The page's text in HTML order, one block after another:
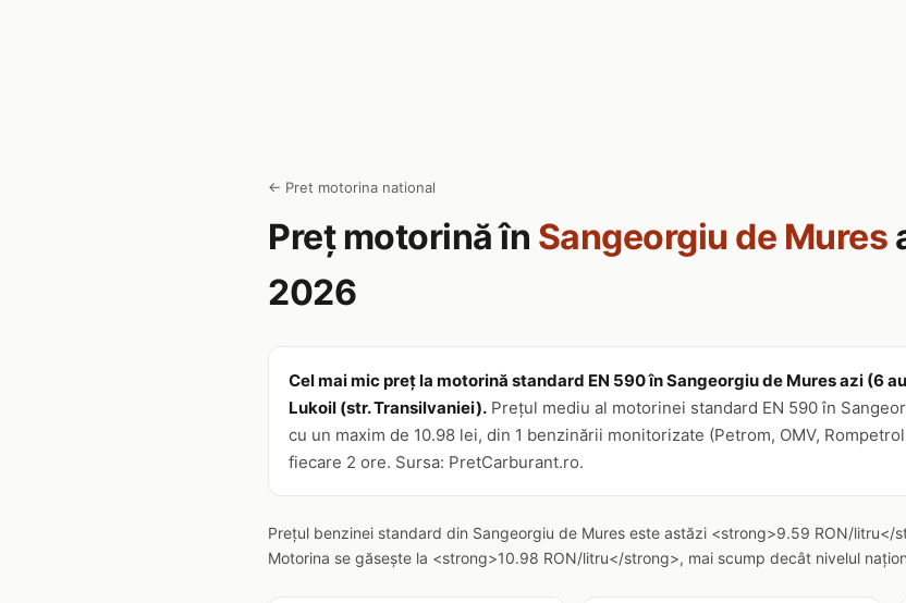
← Pret motorina national
Preț motorină în Sangeorgiu de Mures
2026
Cel mai mic preț la motorină standard EN 590 în Sangeorgiu de Mures azi (6
Lukoil (str. Transilvaniei). Prețul mediu al motorinei standard EN 590 în
cu un maxim de 10.98 lei, din 1 benzinării monitorizate (Petrom, OMV,
fiecare 2 ore. Sursa: PretCarburant.ro.
Prețul benzinei standard din Sangeorgiu de Mures este astăzi <strong>9.59 RON/litru</
Motorina se găsește la <strong>10.98 RON/litru</strong>, mai scump decât nivelul